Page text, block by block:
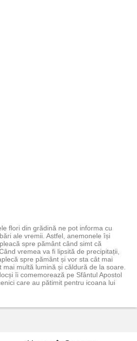
flori din grădină ne pot informa cu
ale vremii. Astfel, anemonele își
spre pământ când simt că
vremea va fi lipsită de precipitații,
spre pământ și vor sta cât mai
multă lumină și căldură de la soare.
îi comemorează pe Sfântul Apostol
care au pătimit pentru icoana lui